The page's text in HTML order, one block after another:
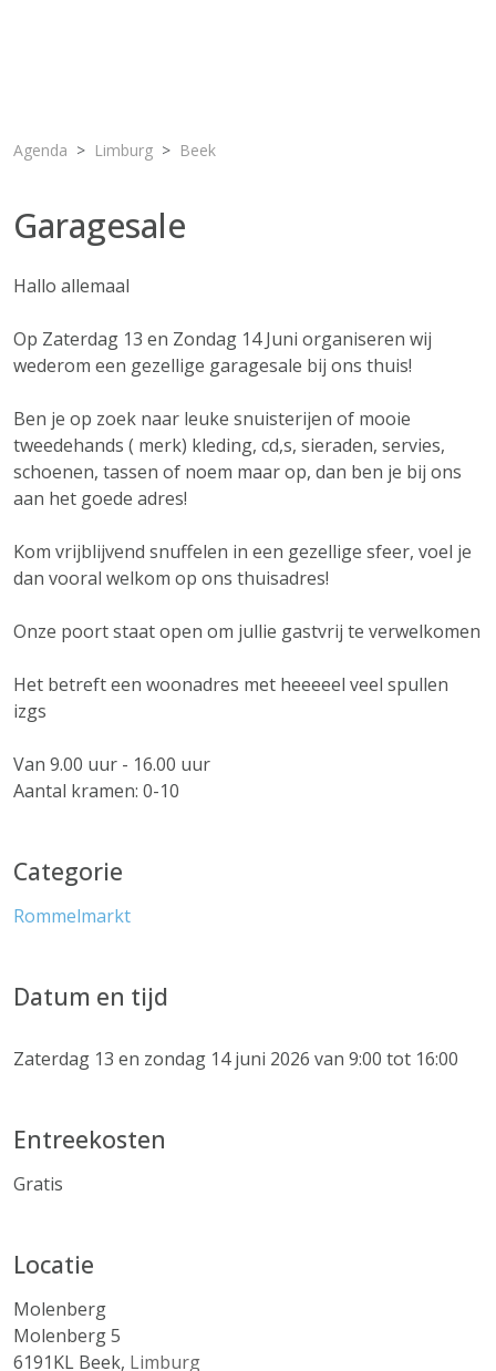
Agenda Limburg Beek
Garagesale
Hallo allemaal
Op Zaterdag 13 en Zondag 14 Juni organiseren wij
wederom een gezellige garagesale bij ons thuis!
Ben je op zoek naar leuke snuisterijen of mooie
tweedehands ( merk) kleding, cd,s, sieraden, servies,
schoenen, tassen of noem maar op, dan ben je bij ons
aan het goede adres!
Kom vrijblijvend snuffelen in een gezellige sfeer, voel je
dan vooral welkom op ons thuisadres!
Onze poort staat open om jullie gastvrij te verwelkomen
Het betreft een woonadres met heeeeel veel spullen
izgs
Van 9.00 uur - 16.00 uur
Aantal kramen: 0-10
Categorie
Rommelmarkt
Datum en tijd
Zaterdag 13 en zondag 14 juni 2026 van 9:00 tot 16:00
Entreekosten
Gratis
Locatie
Molenberg
Molenberg 5
6191KL Beek, Limburg